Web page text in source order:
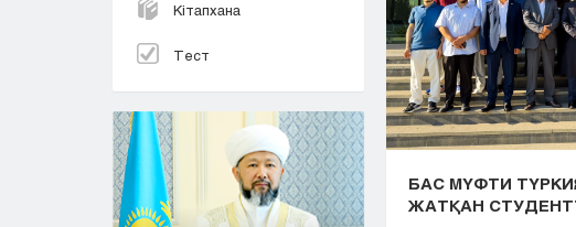
Кітапхана
Тест
БАС МҮФТИ
ЖАТҚАН